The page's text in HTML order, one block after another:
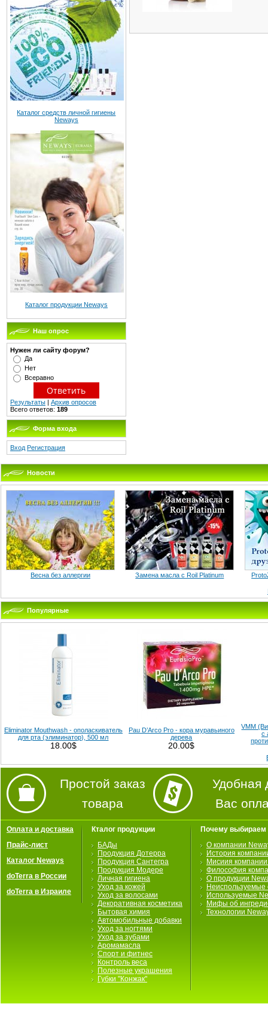
Каталог средств личной гигиены
Neways
Каталог продукции Neways
Наш опрос
Нужен ли сайту форум?
Да
Нет
Всеравно
Результаты | Архив опросов
Всего ответов: 189
Форма входа
Вход Регистрация
Новости
Весна без аллергии Замена масла с Roil Platinum
Популярные
Eliminator Mouthwash - ополаскиватель
для рта (элиминатор), 500 мл
18.00$
Pau D’Arco Pro - кора муравьиного
дерева
20.00$
VMM
с
Простой заказ
товара
Удобная
Вас
Оплата и доставка
Прайс-лист
Каталог Neways
doTerra в России
doTerra в Израиле
Кталог продукции
БАДы
Продукция Дотерра
Продукция Сантегра
Продукция Модере
Личная гигиена
Уход за кожей
Уход за волосами
Декоративная косметика
Бытовая химия
Автомобильные добавки
Уход за ногтями
Уход за зубами
Аромамасла
Спорт и фитнес
Контроль веса
Полезные украшения
Губки "Конжак"
Почему выбираем
О компании
История
Мисиия
Философия
О продукции
Неиспользуемые
Используемые
Мифы об
Технологии